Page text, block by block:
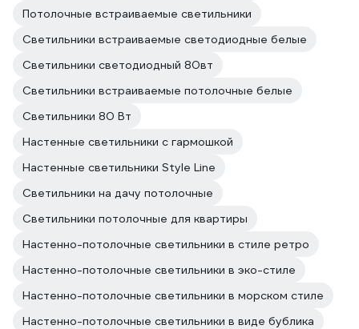
Потолочные встраиваемые светильники
Светильники встраиваемые светодиодные белые
Светильники светодиодный 80вт
Светильники встраиваемые потолочные белые
Светильники 80 Вт
Настенные светильники с гармошкой
Настенные светильники Style Line
Светильники на дачу потолочные
Светильники потолочные для квартиры
Настенно-потолочные светильники в стиле ретро
Настенно-потолочные светильники в эко-стиле
Настенно-потолочные светильники в морском стиле
Настенно-потолочные светильники в виде бублика